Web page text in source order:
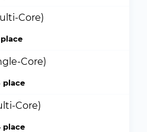
Core)
place
Core)
place
Core)
place